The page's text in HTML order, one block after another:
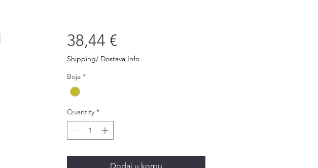
38,44 €Price
Shipping/ Dostava Info
Boja *
Quantity *
Dodaj u korpu